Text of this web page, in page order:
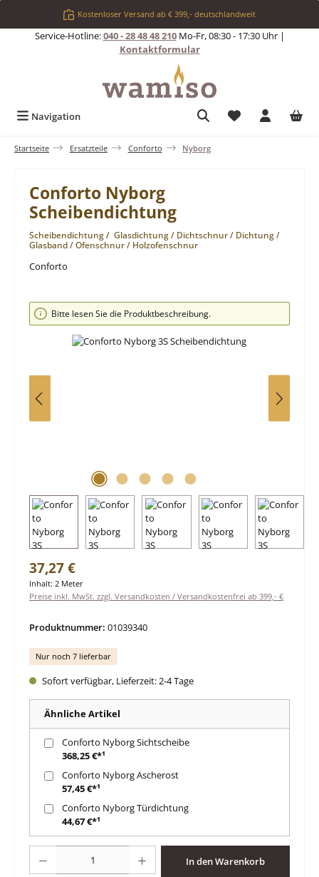
Zum Hauptinhalt springenKostenloser Versand ab € 399,- deutschlandweit
Service-Hotline:040 - 28 48 48 210Mo-Fr, 08:30 - 17:30 Uhr |
Kontaktformular
Navigation Du hast 0
Startseite Ersatzteile Conforto Nyborg
Conforto Nyborg
Scheibendichtung
Scheibendichtung / Glasdichtung / Dichtschnur / Dichtung /
Glasband / Ofenschnur / Holzofenschnur
Conforto
Bildergalerie überspringen
Bitte lesen Sie die Produktbeschreibung.
Regulärer Preis:
37,27 €
Inhalt: 2 Meter
Preise inkl. MwSt. zzgl. Versandkosten / Versandkostenfrei ab 399,- €
Produktnummer: 01039340
Nur noch 7 lieferbar
Sofort verfügbar, Lieferzeit: 2-4 Tage
Ähnliche Artikel
Conforto Nyborg Sichtscheibe
368,25 €*¹
Conforto Nyborg Ascherost
57,45 €*¹
Conforto Nyborg Türdichtung
44,67 €*¹
In den Warenkorb